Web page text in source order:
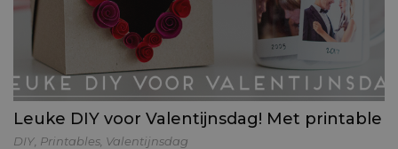
Leuke DIY voor Valentijnsdag! Met printable
DIY Printables Valentijnsdag